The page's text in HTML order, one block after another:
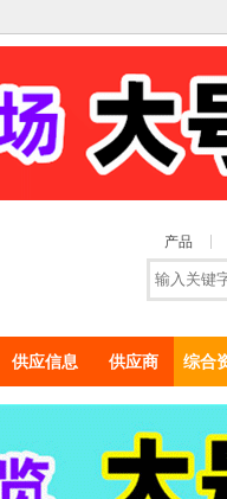
产品
供应信息 供应商 综合